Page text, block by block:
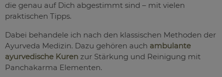
die genau auf Dich abgestimmt sind – mit vielen
praktischen Tipps.
Dabei behandele ich nach den klassischen Methoden der
Ayurveda Medizin. Dazu gehören auch ambulante
ayurvedische Kuren zur Stärkung und Reinigung mit
Panchakarma Elementen.